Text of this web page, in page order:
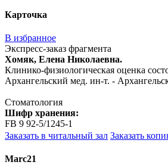
Карточка
В избранное
Экспресс-заказ фрагмента
Хомяк, Елена Николаевна.
Клинико-физиологическая оценка
Архангельский мед. ин-т. -
Стоматология
Шифр хранения:
FB 9 92-5/1245-1
Заказать в читальный зал Заказать
Marc21